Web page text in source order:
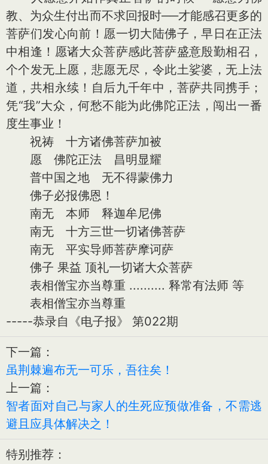
教、为众生付出而不求回报时──才能感召更多的
菩萨们发心向前！愿一切大陆佛子，早日在正法
中相逢！愿诸大众菩萨感此菩萨盛意殷勤相召，
个个发无上愿，悲愿无尽，令此土娑婆，无上法
道，共相永续！自后九千年中，菩萨共同携手；
凭“我”大众，何愁不能为此佛陀正法，闯出一番
度生事业！
祝祷 十方诸佛菩萨加被
愿 佛陀正法 昌明显耀
普中国之地 无不得蒙佛力
佛子必报佛恩！
南无 本师 释迦牟尼佛
南无 十方三世一切诸佛菩萨
南无 平实导师菩萨摩诃萨
佛子 果益 顶礼一切诸大众菩萨
表相僧宝亦当尊重 .......... 释常有法师 等
表相僧宝亦当尊重
-----恭录自《电子报》 第022期
下一篇：
虽荆棘遍布无一可乐，吾往矣！
上一篇：
智者面对自己与家人的生死应预做准备，不需逃
避且应具体解决之！
特别推荐：